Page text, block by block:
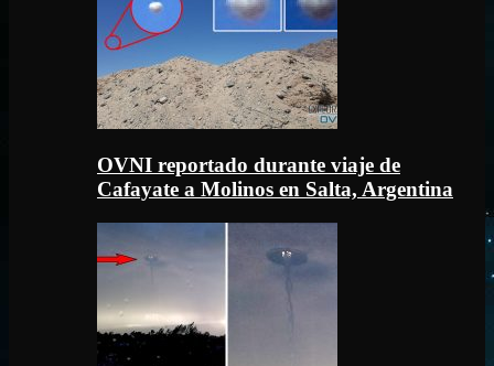
OVNI reportado durante viaje de
Cafayate a Molinos en Salta, Argentina